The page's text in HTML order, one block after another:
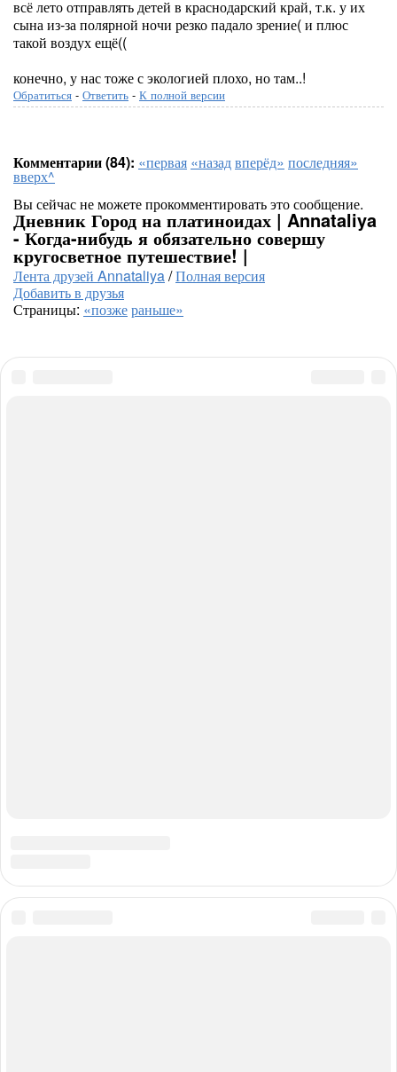
всё лето отправлять детей в краснодарский край, т.к. у их
сына из-за полярной ночи резко падало зрение( и плюс
такой воздух ещё((
конечно, у нас тоже с экологией плохо, но там..!
Обратиться - Ответить - К полной версии
Комментарии (84): «первая «назадвперёд» последняя»
вверх^
Вы сейчас не можете прокомментировать это сообщение.
Дневник Город на платиноидах | Annataliya
- Когда-нибудь я обязательно совершу
кругосветное путешествие! |
Лента друзей Annataliya/Полная версия
Добавить в друзья
Страницы: «позжераньше»